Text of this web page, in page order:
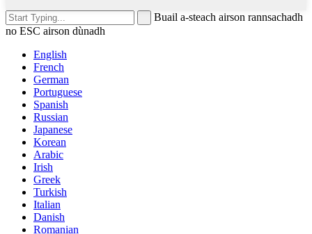
Buail a-steach airson rannsachadh
no ESC airson dùnadh
English
French
German
Portuguese
Spanish
Russian
Japanese
Korean
Arabic
Irish
Greek
Turkish
Italian
Danish
Romanian